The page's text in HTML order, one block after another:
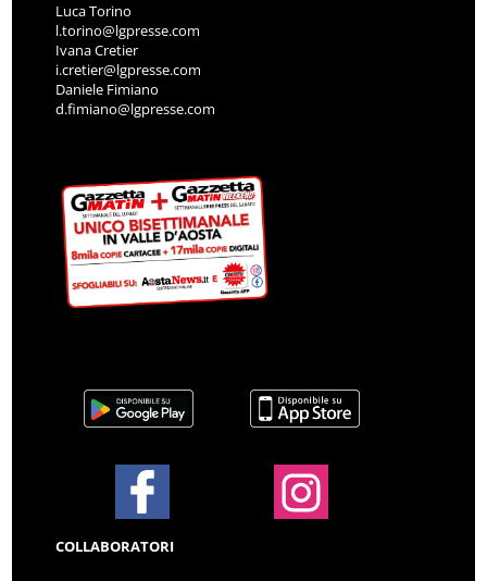
Luca Torino
l.torino@lgpresse.com
Ivana Cretier
i.cretier@lgpresse.com
Daniele Fimiano
d.fimiano@lgpresse.com
COLLABORATORI